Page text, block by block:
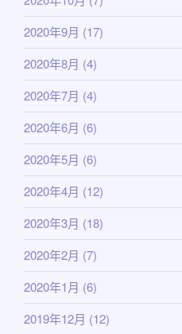
2020年9月 (17)
2020年8月 (4)
2020年7月 (4)
2020年6月 (6)
2020年5月 (6)
2020年4月 (12)
2020年3月 (18)
2020年2月 (7)
2020年1月 (6)
2019年12月 (12)